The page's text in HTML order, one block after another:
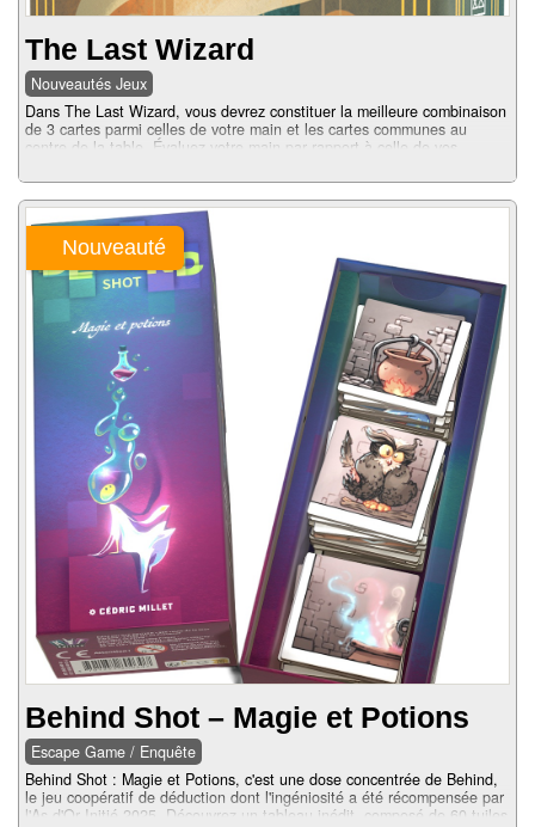
The Last Wizard
Nouveautés Jeux
Dans The Last Wizard, vous devrez constituer la meilleure combinaison
de 3 cartes parmi celles de votre main et les cartes communes au
centre de la table. Évaluez votre main par rapport à celle de vos
perdre le moins possible....
Nouveauté
Behind Shot – Magie et Potions
Escape Game / Enquête
Behind Shot : Magie et Potions, c'est une dose concentrée de Behind,
le jeu coopératif de déduction dont l'ingéniosité a été récompensée par
l'As d'Or Initié 2025. Découvrez un tableau inédit, composé de 60 tuiles